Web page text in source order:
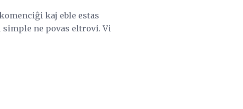
kaj eble estas
simple ne povas eltrovi. Vi